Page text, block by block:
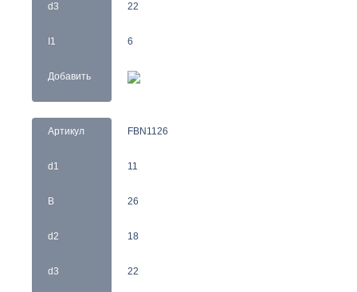
d3
I1
Добавить
22
6
Артикул
d1
B
d2
d3
FBN1126
11
26
18
22